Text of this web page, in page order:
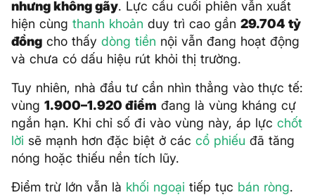
nhưng không gãy. Lực cầu cuối phiên vẫn xuất
hiện cùng thanh khoản duy trì cao gần 29.704 tỷ
đồng cho thấy dòng tiền nội vẫn đang hoạt động
và chưa có dấu hiệu rút khỏi thị trường.
Tuy nhiên, nhà đầu tư cần nhìn thẳng vào thực tế:
vùng 1.900–1.920 điểm đang là vùng kháng cự
ngắn hạn. Khi chỉ số đi vào vùng này, áp lực chốt
lời sẽ mạnh hơn đặc biệt ở các cổ phiếu đã tăng
nóng hoặc thiếu nền tích lũy.
Điểm trừ lớn vẫn là khối ngoại tiếp tục bán ròng.